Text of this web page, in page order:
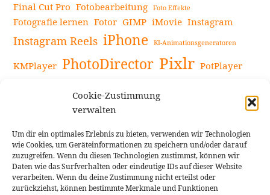
Cookie-Zustimmung
verwalten
Um dir ein optimales Erlebnis zu bieten, verwenden wir Technologien
wie Cookies, um Geräteinformationen zu speichern und/oder darauf
zuzugreifen. Wenn du diesen Technologien zustimmst, können wir
Daten wie das Surfverhalten oder eindeutige IDs auf dieser Website
verarbeiten. Wenn du deine Zustimmung nicht erteilst oder
zurückziehst, können bestimmte Merkmale und Funktionen
Final Cut Pro Fotobearbeitung Foto Effekte
Fotografie lernen Fotor GIMP iMovie Instagram
Instagram Reels iPhone KI-Animationsgeneratoren
KMPlayer PhotoDirector Pixlr PotPlayer
Snapseed
Videoaufnahmen Tipps Videobearbeitung
Videoeffekte Vlogit YouTube-Kanal YouTube-Videos